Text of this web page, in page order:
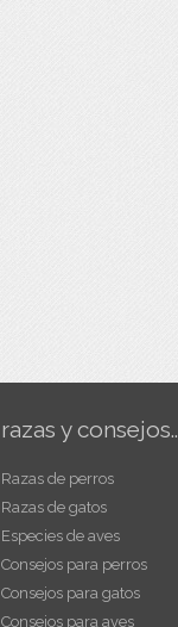
razas y
Razas de perros
Razas de gatos
Especies de aves
Consejos para perros
Consejos para gatos
Consejos para aves